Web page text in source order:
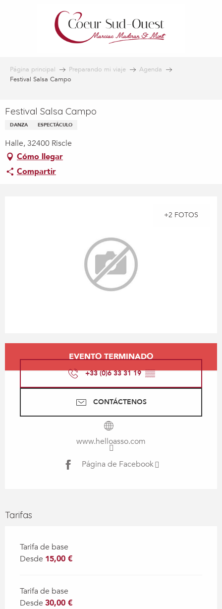
Página principal Preparando mi viaje
Agenda
Festival Salsa Campo
Festival Salsa Campo
DANZA ESPECTÁCULO
Halle, 32400 Riscle
Cómo llegar
Compartir
+2 FOTOS
EVENTO TERMINADO
+33 (0)6 33 31 19▒▒
CONTÁCTENOS
www.helloasso.com
Página de Facebook
Tarifas
Tarifa de base
Desde 15,00 €
Tarifa de base
Desde 30,00 €